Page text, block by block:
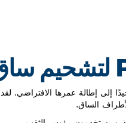
إلى إطالة عمرها الافتراضي. لقد